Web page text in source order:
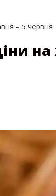
– 5 червня